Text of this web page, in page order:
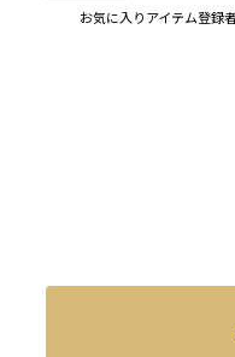
お気に入りアイテム登録